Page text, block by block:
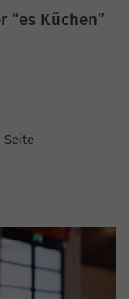
“es Küchen”